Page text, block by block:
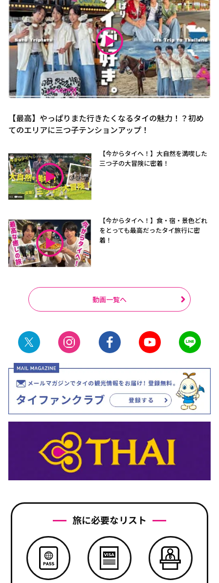
【最高】やっぱりまた行きたくなるタイの魅力！？初め
てのエリアに三つ子テンションアップ！
【今からタイへ！】大自然を満喫した
三つ子の大冒険に密着！
【今からタイへ！】食・宿・景色どれ
をとっても最高だったタイ旅行に密
着！
動画一覧へ
旅に必要なリスト